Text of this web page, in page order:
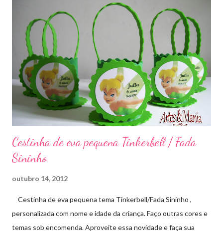
Cestinha de eva pequena Tinkerbell / Fada
Sininho
outubro 14, 2012
Cestinha de eva pequena tema Tinkerbell/Fada Sininho ,
personalizada com nome e idade da criança. Faço outras cores e
temas sob encomenda. Aproveite essa novidade e faça sua